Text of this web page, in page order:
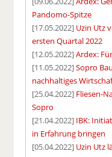
Pandomo-Spitze
[17.05.2022] Uzin Utz
ersten Quartal 2022
[12.05.2022]Ardex:
[11.05.2022]Sopro
nachhaltiges
[25.04.2022] Fliesen-
Sopro
[21.04.2022] IBK:
in Erfahrung bringen
[05.04.2022] Uzin Utz